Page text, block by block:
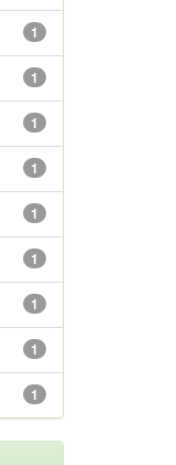
1
1
1
1
1
1
1
1
1